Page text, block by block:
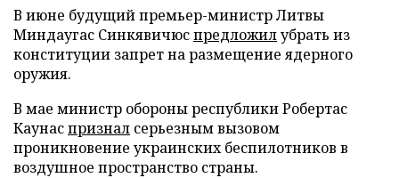
В июне будущий премьер-министр Литвы
Миндаугас Синкявичюспредложилубрать из
конституции запрет на размещение ядерного
оружия.
В мае министр обороны республики Робертас
Каунаспризнал серьезным вызовом
проникновение украинских беспилотников в
воздушное пространство страны.